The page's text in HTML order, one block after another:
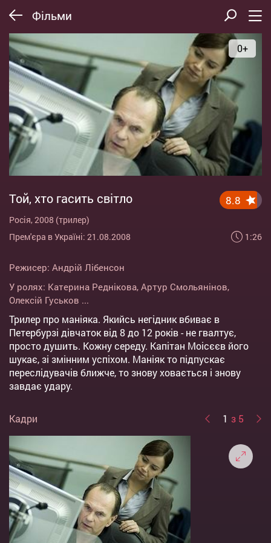
Фільми
0+
Той, хто гасить світло
Росія, 2008 (трилер)
Прем'єра в Україні: 21.08.2008
8.8
1:26
Режисер: Андрій Лібенсон
У ролях: Катерина Реднікова, Артур Смольянінов,
Олексій Гуськов ...
Трилер про маніяка. Якийсь негідник вбиває в
Петербурзі дівчаток від 8 до 12 років - не гвалтує,
просто душить. Кожну середу. Капітан Моісєєв його
шукає, зі змінним успіхом. Маніяк то підпускає
переслідувачів ближче, то знову ховається і знову
завдає удару.
Кадри 1 з 5